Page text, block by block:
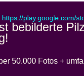
https://play.google.com/
bebilderte
50.000 Fotos +